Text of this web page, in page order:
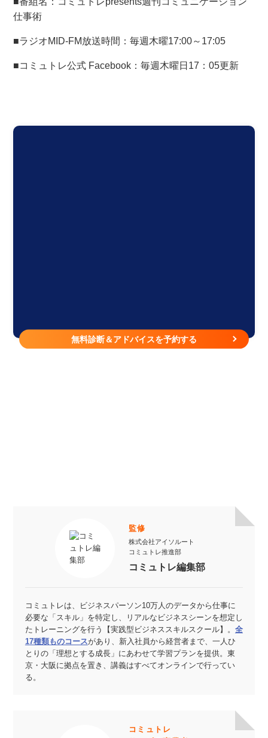
仕事術
■ラジオMID-FM放送時間：毎週木曜17:00～17:05
■コミュトレ公式 Facebook：毎週木曜日17：05更新
無料診断＆アドバイスを予約する
監修
株式会社アイソルート
コミュトレ推進部
コミュトレ編集部
コミュトレは、ビジネスパーソン10万人のデータから仕事に
必要な「スキル」を特定し、リアルなビジネスシーンを想定し
たトレーニングを行う【実践型ビジネススキルスクール】。 全
17種類ものコースがあり、新入社員から経営者まで、一人ひ
とりの「理想とする成長」にあわせて学習プランを提供。東
京・大阪に拠点を置き、講義はすべてオンラインで行ってい
る。
コミュトレ